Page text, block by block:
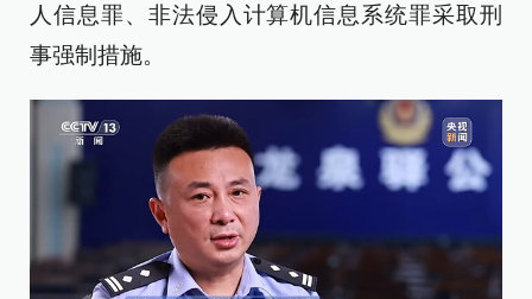
人信息罪、非法侵入计算机信息系统罪采取刑
事强制措施。